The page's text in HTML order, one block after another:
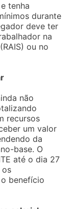
tenha
durante
deve ter
na
ou no
não
recursos
um valor
da
base. O
até o dia 27
os
benefício